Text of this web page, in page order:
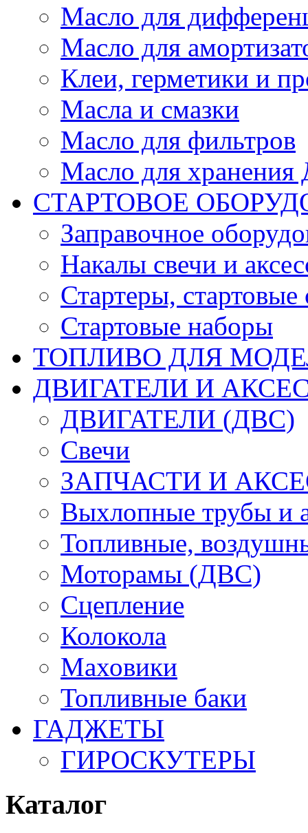
Масло для
Масло для
Клеи, герметики и
Масла и смазки
Масло для фильтров
Масло для
СТАРТОВОЕ
Заправочное
Накалы свечи и
Стартеры, стартовые
Стартовые наборы
ТОПЛИВО ДЛЯ
ДВИГАТЕЛИ И
ДВИГАТЕЛИ (ДВС)
Свечи
ЗАПЧАСТИ И
Выхлопные трубы и
Топливные,
Моторамы (ДВС)
Сцепление
Колокола
Маховики
Топливные баки
ГАДЖЕТЫ
ГИРОСКУТЕРЫ
Каталог